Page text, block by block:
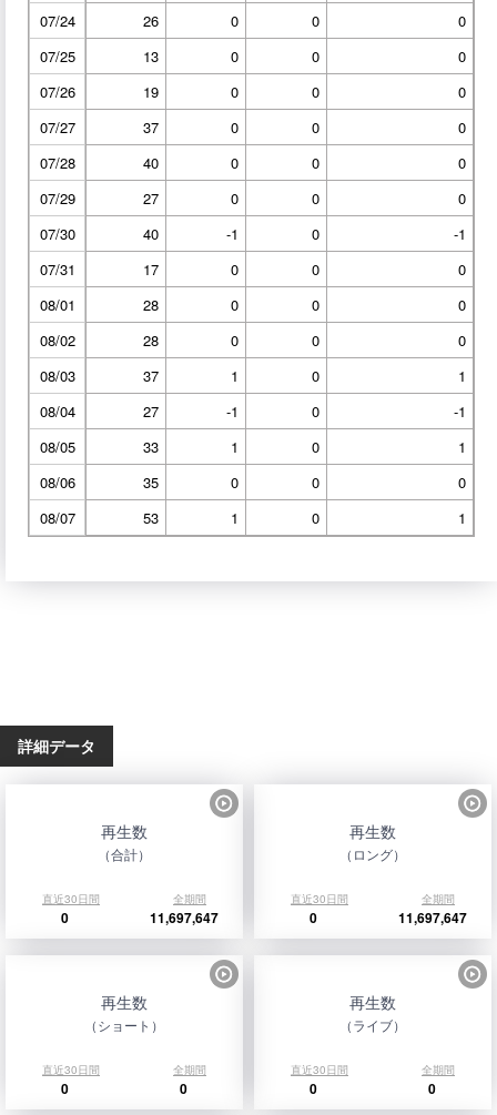
07/24 26 0 0
0
07/25
13 0 0
0
07/26
19 0 0
0
07/27
37 0 0
0
07/28
40 0 0
0
07/29
27 0 0
0
07/30
40 -1 0
-1
07/31
17 0 0
0
08/01
28 0 0
0
08/02
28 0 0
0
08/03
37 1 0
1
08/04
27 -1 0
-1
08/05
33 1 0
1
08/06
35 0 0
0
08/07
53 1 0 1
詳細データ
再生数
（合計）
直近30日間 全期間
0 11,697,647
再生数
（ロング）
直近30日間 全期間
0 11,697,647
再生数
（ショート）
直近30日間 全期間
0 0
再生数
（ライブ）
直近30日間 全期間
0 0